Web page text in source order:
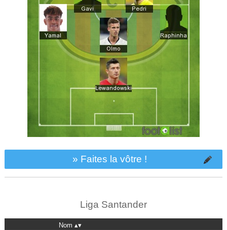
» Faites la vôtre !
Liga Santander
Nom